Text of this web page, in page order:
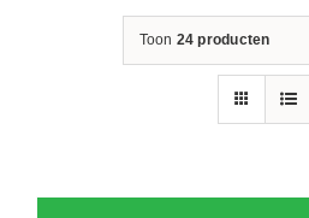
Toon 24 producten